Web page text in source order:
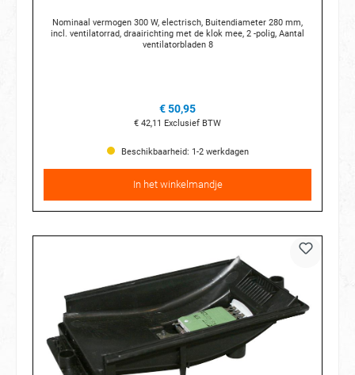
Nominaal vermogen 300 W, electrisch, Buitendiameter 280 mm,
incl. ventilatorrad, draairichting met de klok mee, 2 -polig, Aantal
ventilatorbladen 8
€ 50,95
€ 42,11 Exclusief BTW
Beschikbaarheid: 1-2 werkdagen
In het winkelmandje